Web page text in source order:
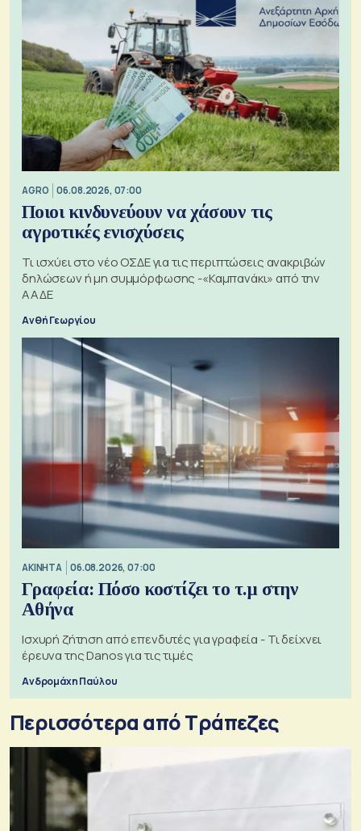
AGRO 06.08.2026, 07:00
Ποιοι κινδυνεύουν να χάσουν τις
αγροτικές ενισχύσεις
Τι ισχύει στο νέο ΟΣΔΕ για τις περιπτώσεις ανακριβών
δηλώσεων ή μη συμμόρφωσης -«Καμπανάκι» από την
ΑΑΔΕ
Ανθή Γεωργίου
ΑΚΙΝΗΤΑ 06.08.2026, 07:00
Γραφεία: Πόσο κοστίζει το τ.μ στην
Αθήνα
Ισχυρή ζήτηση από επενδυτές για γραφεία - Τι δείχνει
έρευνα της Danos για τις τιμές
Ανδρομάχη Παύλου
Περισσότερα από Τράπεζες